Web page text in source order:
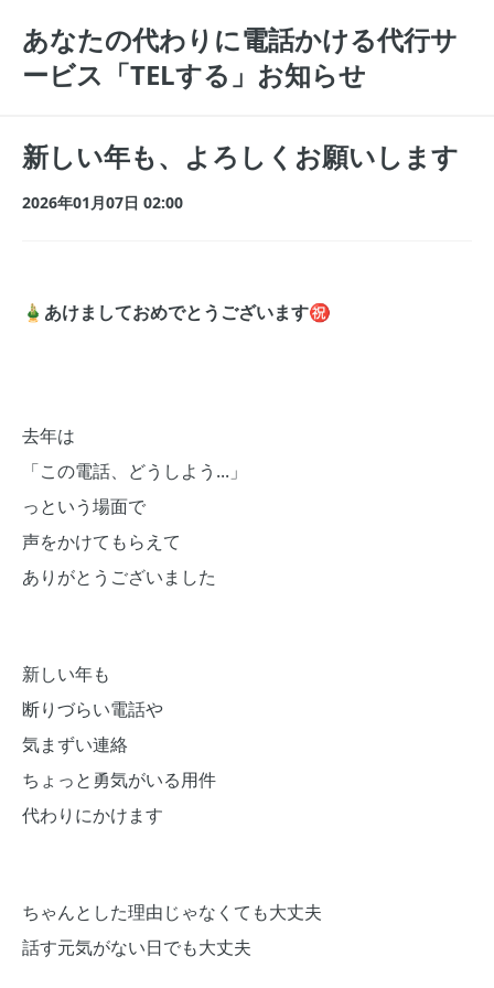
あなたの代わりに電話かける代行サ
ービス「TELする」お知らせ
新しい年も、よろしくお願いします
2026年01月07日 02:00
🎍あけましておめでとうございます㊗️
去年は
「この電話、どうしよう...」
っという場面で
声をかけてもらえて
ありがとうございました
新しい年も
断りづらい電話や
気まずい連絡
ちょっと勇気がいる用件
代わりにかけます
ちゃんとした理由じゃなくても大丈夫
話す元気がない日でも大丈夫